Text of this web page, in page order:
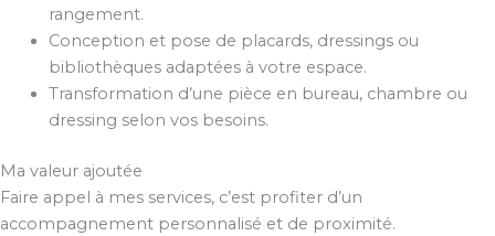
rangement.
Conception et pose de placards, dressings ou
bibliothèques adaptées à votre espace.
Transformation d’une pièce en bureau, chambre ou
dressing selon vos besoins.
Ma valeur ajoutée
Faire appel à mes services, c’est profiter d’un
accompagnement personnalisé et de proximité.